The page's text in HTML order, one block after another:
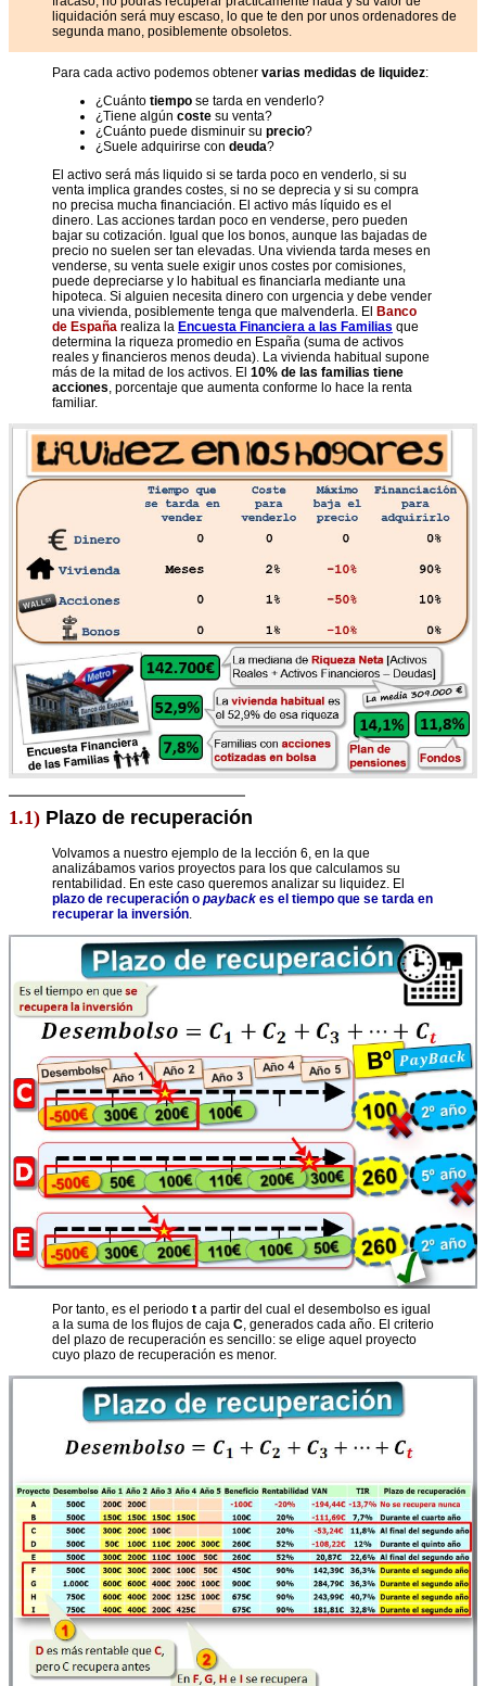
liquidación será muy escaso, lo que te den por unos ordenadores de
segunda mano, posiblemente obsoletos.
Para cada activo podemos obtener varias medidas de liquidez:
¿Cuánto tiempo se tarda en venderlo?
¿Tiene algún coste su venta?
¿Cuánto puede disminuir su precio?
¿Suele adquirirse con deuda?
El activo será más liquido si se tarda poco en venderlo, si su
venta implica grandes costes, si no se deprecia y si su compra
no precisa mucha financiación. El activo más líquido es el
dinero. Las acciones tardan poco en venderse, pero pueden
bajar su cotización. Igual que los bonos, aunque las bajadas de
precio no suelen ser tan elevadas. Una vivienda tarda meses en
venderse, su venta suele exigir unos costes por comisiones,
puede depreciarse y lo habitual es financiarla mediante una
hipoteca. Si alguien necesita dinero con urgencia y debe vender
una vivienda, posiblemente tenga que malvenderla. El Banco
de España realiza la Encuesta Financiera a las Familias que
determina la riqueza promedio en España (suma de activos
reales y financieros menos deuda). La vivienda habitual supone
más de la mitad de los activos. El 10% de las familias tiene
acciones, porcentaje que aumenta conforme lo hace la renta
familiar.
1.1) Plazo de recuperación
Volvamos a nuestro ejemplo de la lección 6, en la que
analizábamos varios proyectos para los que calculamos su
rentabilidad. En este caso queremos analizar su liquidez. El
plazo de recuperación o payback es el tiempo que se tarda en
recuperar la inversión.
Por tanto, es el periodo t a partir del cual el desembolso es igual
a la suma de los flujos de caja C, generados cada año. El criterio
del plazo de recuperación es sencillo: se elige aquel proyecto
cuyo plazo de recuperación es menor.